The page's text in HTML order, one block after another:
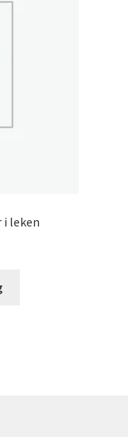
i leken